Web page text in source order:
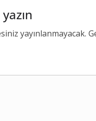
yayınlanmayacak.